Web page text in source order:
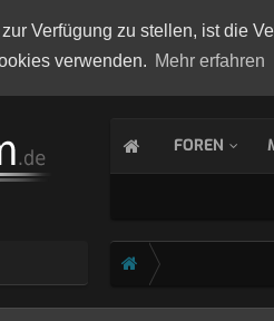
Verfügung zu stellen, ist die
verwenden. Mehr erfahren
FOREN